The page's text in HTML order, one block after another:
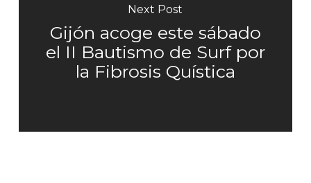
Next Post
Gijón acoge este sábado
el II Bautismo de Surf por
la Fibrosis Quística